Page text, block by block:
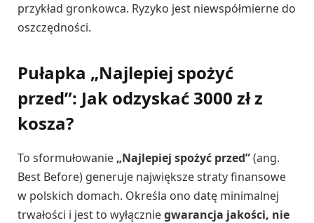
przykład gronkowca. Ryzyko jest niewspółmierne do
oszczędności.
Pułapka „Najlepiej spożyć
przed”: Jak odzyskać 3000 zł z
kosza?
To sformułowanie „Najlepiej spożyć przed”(ang.
Best Before) generuje największe straty finansowe
w polskich domach. Określa ono datę minimalnej
trwałości i jest to wyłączniegwarancja jakości, nie